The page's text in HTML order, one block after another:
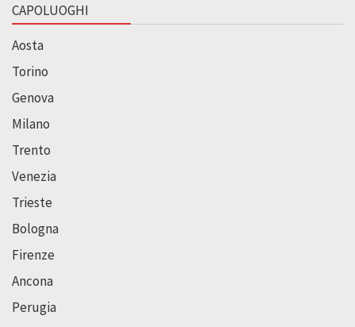
CAPOLUOGHI
Aosta
Torino
Genova
Milano
Trento
Venezia
Trieste
Bologna
Firenze
Ancona
Perugia